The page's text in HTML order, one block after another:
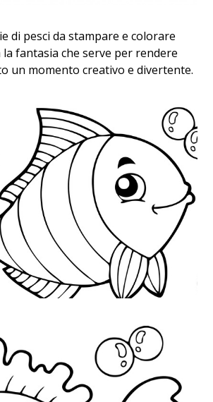
di pesci da stampare e colorare
fantasia che serve per rendere
un momento creativo e divertente.